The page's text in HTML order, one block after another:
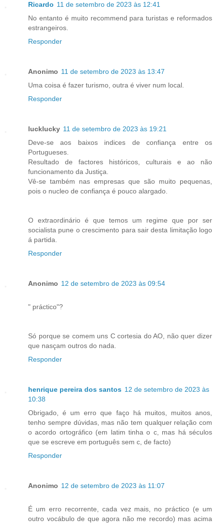
Ricardo 11 de setembro de 2023 às 12:41
No entanto é muito recommend para turistas e reformados
estrangeiros.
Responder
Anonimo 11 de setembro de 2023 às 13:47
Uma coisa é fazer turismo, outra é viver num local.
Responder
lucklucky 11 de setembro de 2023 às 19:21
Deve-se aos baixos indices de confiança entre os
Portugueses.
Resultado de factores históricos, culturais e ao não
funcionamento da Justiça.
Vê-se também nas empresas que são muito pequenas,
pois o nucleo de confiança é pouco alargado.
O extraordinário é que temos um regime que por ser
socialista pune o crescimento para sair desta limitação logo
á partida.
Responder
Anonimo 12 de setembro de 2023 às 09:54
" práctico"?
Só porque se comem uns C cortesia do AO, não quer dizer
que nasçam outros do nada.
Responder
henrique pereira dos santos 12 de setembro de 2023 às
10:38
Obrigado, é um erro que faço há muitos, muitos anos,
tenho sempre dúvidas, mas não tem qualquer relação com
o acordo ortográfico (em latim tinha o c, mas há séculos
que se escreve em português sem c, de facto)
Responder
Anonimo 12 de setembro de 2023 às 11:07
É um erro recorrente, cada vez mais, no práctico (e um
outro vocábulo de que agora não me recordo) mas acima